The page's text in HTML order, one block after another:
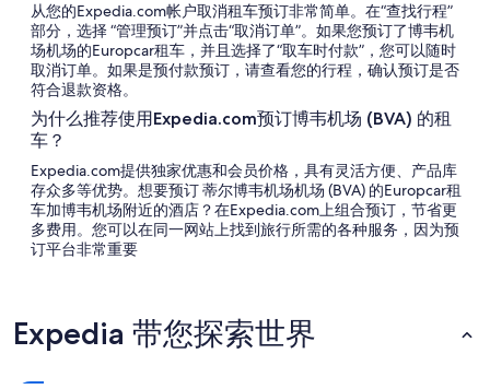
从您的Expedia.com帐户取消租车预订非常简单。在“查找行程”
部分，选择 “管理预订”并点击“取消订单”。如果您预订了博韦机
场机场的Europcar租车，并且选择了“取车时付款”，您可以随时
取消订单。如果是预付款预订，请查看您的行程，确认预订是否
符合退款资格。
为什么推荐使用Expedia.com预订博韦机场 (BVA) 的租
车？
Expedia.com提供独家优惠和会员价格，具有灵活方便、产品库
存众多等优势。想要预订 蒂尔博韦机场机场 (BVA) 的Europcar租
车加博韦机场附近的酒店？在Expedia.com上组合预订，节省更
多费用。您可以在同一网站上找到旅行所需的各种服务，因为预
订平台非常重要
Expedia 带您探索世界